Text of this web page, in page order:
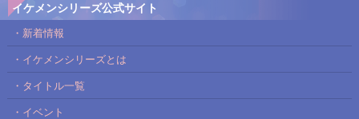
イケメンシリーズ公式サイト
・新着情報
・イケメンシリーズとは
・タイトル一覧
・イベント